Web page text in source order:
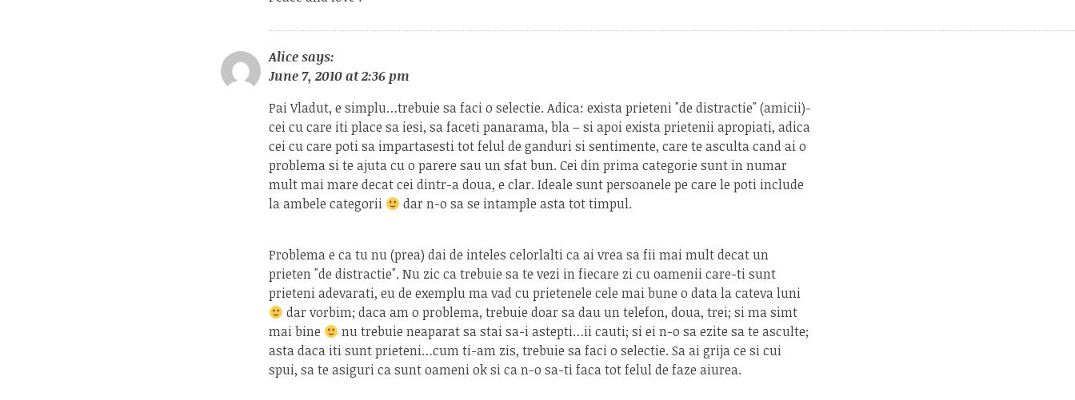
Alicesays:
June 7, 2010 at 2:36 pm
Pai Vladut, e simplu…trebuie sa faci o selectie. Adica: exista prieteni "de distractie" (amicii)-
cei cu care iti place sa iesi, sa faceti panarama, bla – si apoi exista prietenii apropiati, adica
cei cu care poti sa impartasesti tot felul de ganduri si sentimente, care te asculta cand ai o
problema si te ajuta cu o parere sau un sfat bun. Cei din prima categorie sunt in numar
mult mai mare decat cei dintr-a doua, e clar. Ideale sunt persoanele pe care le poti include
la ambele categorii
dar n-o sa se intample asta tot timpul.
Problema e ca tu nu (prea) dai de inteles celorlalti ca ai vrea sa fii mai mult decat un
prieten "de distractie". Nu zic ca trebuie sa te vezi in fiecare zi cu oamenii care-ti sunt
prieteni adevarati, eu de exemplu ma vad cu prietenele cele mai bune o data la cateva luni
dar vorbim; daca am o problema, trebuie doar sa dau un telefon, doua, trei; si ma simt
mai bine
nu trebuie neaparat sa stai sa-i astepti…ii cauti; si ei n-o sa ezite sa te asculte;
asta daca iti sunt prieteni…cum ti-am zis, trebuie sa faci o selectie. Sa ai grija ce si cui
spui, sa te asiguri ca sunt oameni ok si ca n-o sa-ti faca tot felul de faze aiurea.